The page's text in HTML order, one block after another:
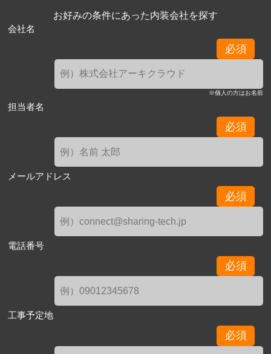
お好みの条件にあった内装会社を探す
会社名
必須
※個人の方はお名前
担当者名
必須
メールアドレス
必須
電話番号
必須
工事予定地
必須